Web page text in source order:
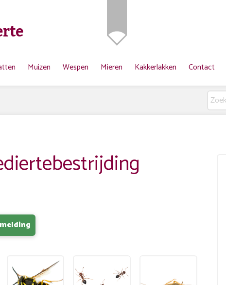
Muizen Wespen Mieren Kakkerlakken Contact